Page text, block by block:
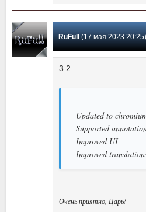
RuFull(17 мая 2023 20:25)
3.2
Updated to
Supported
Improved UI
Improved
Очень приятно, Царь!